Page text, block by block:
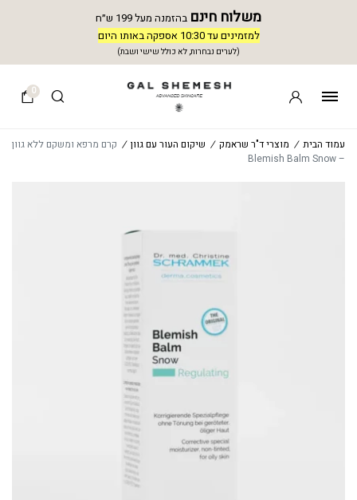
משלוח חינם בהזמנה מעל 199 ש״ח
למזמינים עד 10:30 אספקה באותו היום
(לערים נבחרות, לא כולל שישי ושבת)
0
עמוד הבית / מוצרי ד"ר שראמק / שיקום העור עם גוון / קרם מרפא ומשקם ללא גוון
– Blemish Balm Snow